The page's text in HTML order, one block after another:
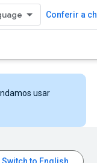
Conferir a
usar